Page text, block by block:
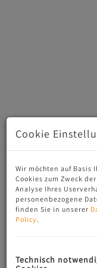
Beschreibung
wollen nahe
Cookie
Wir möchten auf
Cookies zum Zweck
Analyse Ihres
personenbezogene
finden Sie in unserer
Policy.
Technisch